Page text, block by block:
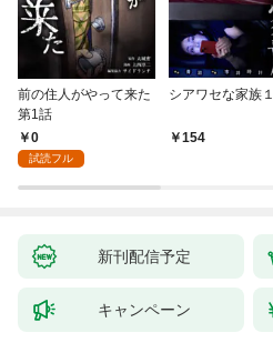
前の住人がやって来た
第1話
0
試読フル
シアワセな家族１
154
新刊配信予定
キャンペーン